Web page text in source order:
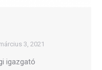
3, 2021
igazgató